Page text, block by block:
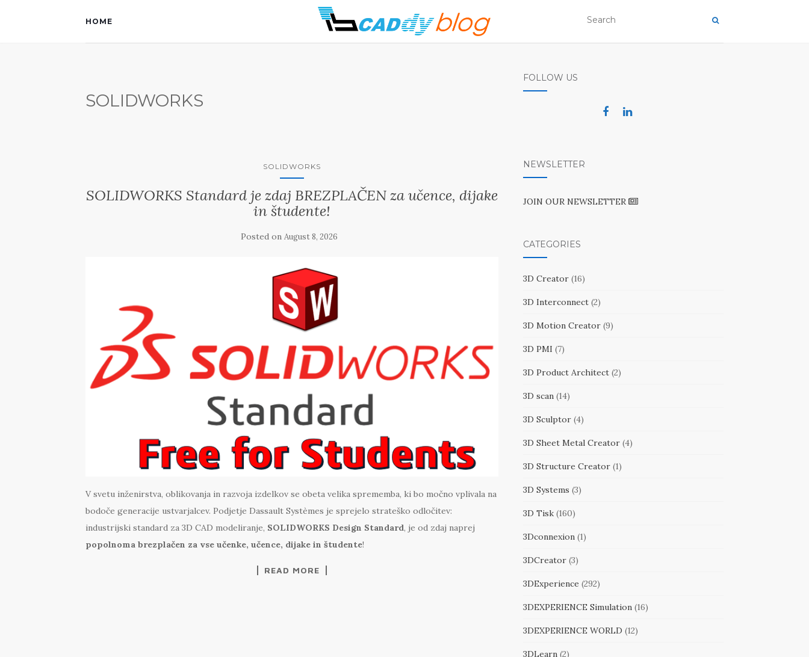
HOME
SOLIDWORKS
SOLIDWORKS
SOLIDWORKS Standard je zdaj BREZPLAČEN za učence, dijake
in študente!
Posted on August 8, 2026
V svetu inženirstva, oblikovanja in razvoja izdelkov se obeta velika sprememba, ki bo močno vplivala na
bodoče generacije ustvarjalcev. Podjetje Dassault Systèmes je sprejelo strateško odločitev:
industrijski standard za 3D CAD modeliranje, SOLIDWORKS Design Standard, je od zdaj naprej
popolnoma brezplačen za vse učenke, učence, dijake in študente!
READ MORE
FOLLOW US
NEWSLETTER
JOIN OUR NEWSLETTER
CATEGORIES
3D Creator(16)
3D Interconnect(2)
3D Motion Creator(9)
3D PMI (7)
3D Product Architect(2)
3D scan(14)
3D Sculptor(4)
3D Sheet Metal Creator(4)
3D Structure Creator(1)
3D Systems (3)
3D Tisk(160)
3Dconnexion(1)
3DCreator(3)
3DExperience (292)
3DEXPERIENCE Simulation(16)
3DEXPERIENCE WORLD (12)
3DLearn(2)